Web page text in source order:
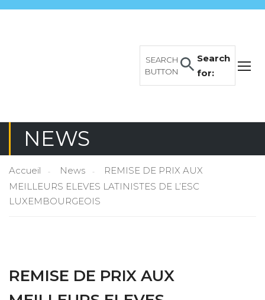
Search
for:
SEARCH
BUTTON
NEWS
Accueil News
REMISE DE PRIX AUX
MEILLEURS ELEVES LATINISTES DE L’ESC
LUXEMBOURGEOIS
REMISE DE PRIX AUX